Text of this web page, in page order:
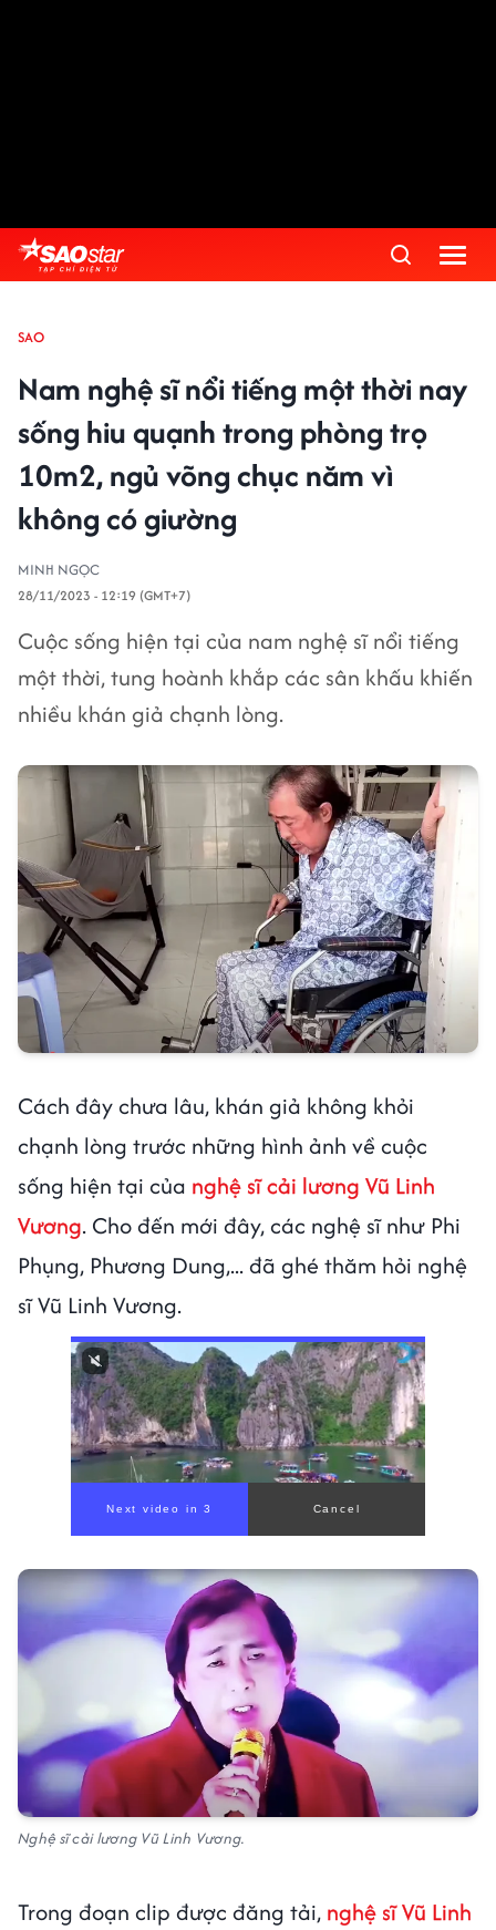
SAO
Nam nghệ sĩ nổi tiếng một thời nay
sống hiu quạnh trong phòng trọ
10m2, ngủ võng chục năm vì
không có giường
MINH NGỌC
28/11/2023 - 12:19 (GMT+7)
Cuộc sống hiện tại của nam nghệ sĩ nổi tiếng
một thời, tung hoành khắp các sân khấu khiến
nhiều khán giả chạnh lòng.
Cách đây chưa lâu, khán giả không khỏi
chạnh lòng trước những hình ảnh về cuộc
sống hiện tại của nghệ sĩ cải lương Vũ Linh
Vương. Cho đến mới đây, các nghệ sĩ như Phi
Phụng, Phương Dung,... đã ghé thăm hỏi nghệ
sĩ Vũ Linh Vương.
Nghệ sĩ cải lương Vũ Linh Vương.
Trong đoạn clip được đăng tải, nghệ sĩ Vũ Linh